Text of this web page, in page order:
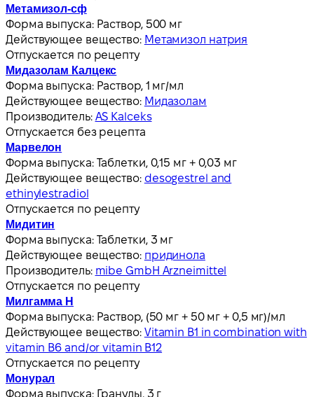
Метамизол-сф
Форма выпуска: Раствор, 500 мг
Действующее вещество: Метамизол натрия
Отпускается по рецепту
Мидазолам Калцекс
Форма выпуска: Раствор, 1 мг/мл
Действующее вещество: Мидазолам
Производитель: AS Kalceks
Отпускается без рецепта
Марвелон
Форма выпуска: Таблетки, 0,15 мг + 0,03 мг
Действующее вещество: desogestrel and
ethinylestradiol
Отпускается по рецепту
Мидитин
Форма выпуска: Таблетки, 3 мг
Действующее вещество: придинола
Производитель: mibe GmbH Arzneimittel
Отпускается по рецепту
Милгамма Н
Форма выпуска: Раствор, (50 мг + 50 мг + 0,5 мг)/мл
Действующее вещество: Vitamin B1 in combination with
vitamin B6 and/or vitamin B12
Отпускается по рецепту
Монурал
Форма выпуска: Гранулы, 3 г